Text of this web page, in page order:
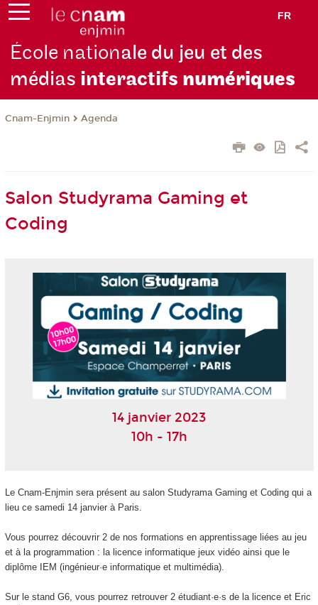
FR
École nationale du jeu et des
médias interactifs numériques
Cnam-Enjmin Agenda
Salon Studyrama Gaming et
Coding
14 janvier 2023
10h - 17h
Le Cnam-Enjmin sera présent au salon Studyrama Gaming et Coding qui a
lieu ce samedi 14 janvier à Paris.
Vous pourrez découvrir 2 de nos formations en apprentissage liées au jeu
et à la programmation : la licence informatique jeux vidéo ainsi que le
diplôme IEM (ingénieur·e informatique et multimédia).
Sur le stand G6, vous pourrez retrouver 2 étudiant·e·s de la licence et Eric